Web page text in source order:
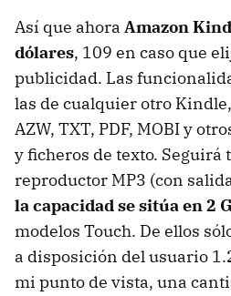
Así que ahora Amazon
dólares, 109 en caso que
publicidad. Las
las de cualquier otro
AZW, TXT, PDF, MOBIy
y ficheros de texto. Seguirá
reproductor MP3 (con
la capacidad se sitúa en 2
modelos Touch. De ellos
a disposición del usuario
mi punto de vista, una